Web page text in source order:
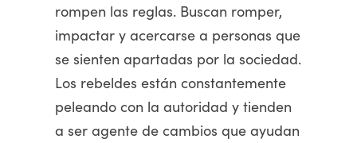
rompen las reglas. Buscan romper,
impactar y acercarse a personas que
se sienten apartadas por la sociedad.
Los rebeldes están constantemente
peleando con la autoridad y tienden
a ser agente de cambios que ayudan